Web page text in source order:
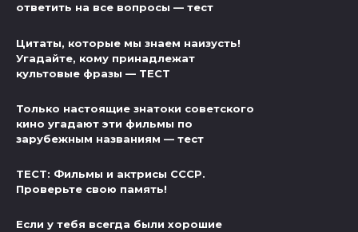
ответить на все вопросы — тест
Цитаты, которые мы знаем наизусть!
Угадайте, кому принадлежат
культовые фразы — ТЕСТ
Только настоящие знатоки советского
кино угадают эти фильмы по
зарубежным названиям — тест
ТЕСТ: Фильмы и актрисы СССР.
Проверьте свою память!
Если у тебя всегда были хорошие